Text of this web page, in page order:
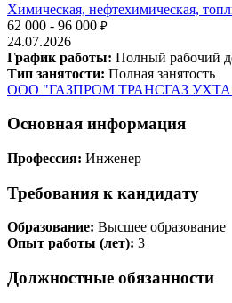
Химическая, нефтехимическая,
62 000 - 96 000 ₽
24.07.2026
График работы: Полный рабочий
Тип занятости: Полная занятость
ООО "ГАЗПРОМ ТРАНСГАЗ
Основная информация
Профессия: Инженер
Требования к кандидату
Образование: Высшее образование
Опыт работы (лет): 3
Должностные обязанности